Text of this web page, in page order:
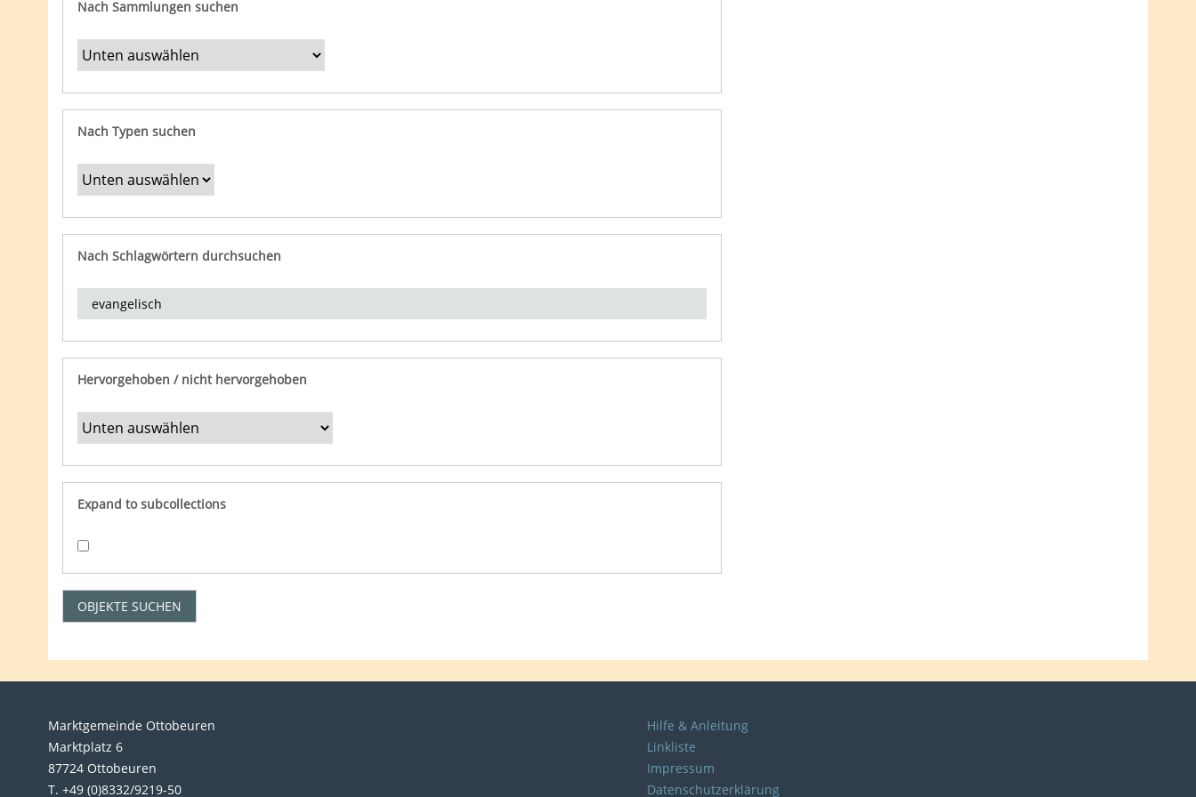
Nach Sammlungen suchen
Nach Typen suchen
Nach Schlagwörtern durchsuchen
Hervorgehoben / nicht hervorgehoben
Expand to subcollections
Marktgemeinde Ottobeuren
Marktplatz 6
87724 Ottobeuren
T. +49 (0)8332/9219-50
Hilfe & Anleitung
Linkliste
Impressum
Datenschutzerklärung